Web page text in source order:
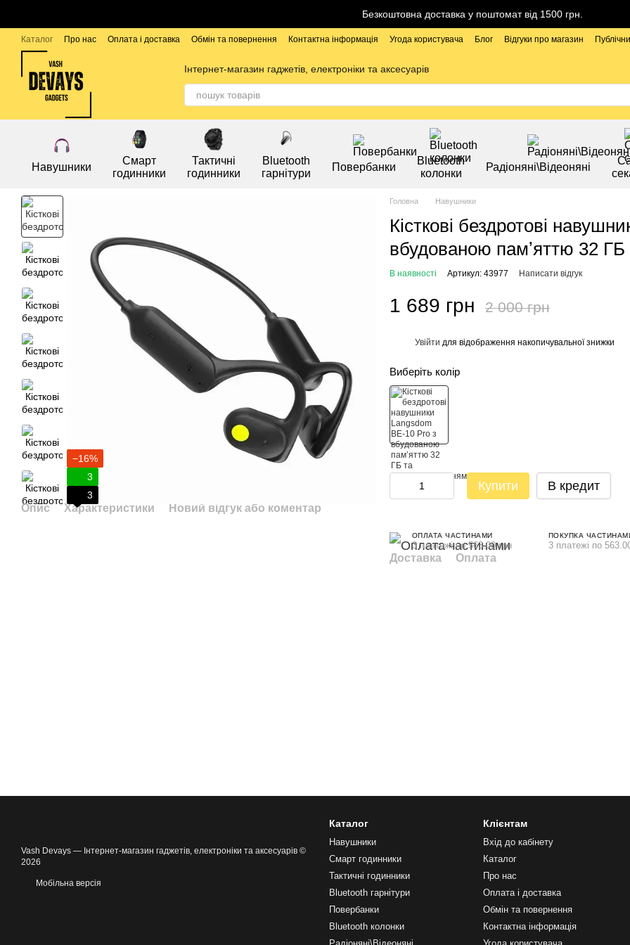
Безкоштовна доставка у поштомат від 1500 грн.
Каталог Про нас Оплата і доставка Обмін та повернення Контактна інформація Угода користувача Блог Відгуки про магазин
Бренди
Інтернет-магазин гаджетів, електроніки та аксесуарів
Навушники
Смарт
годинники
Тактичні
годинники
Bluetooth
гарнітури
Повербанки
Bluetooth
колонки
Радіоняні\Відеоняні
−16%
3
3
Опис Характеристики Новий відгук або коментар
Головна Навушники
Кісткові бездротові
вбудованою памʼяттю 32
В наявності Артикул: 43977 Написати відгук
1 689 грн 2 000 грн
Увійти для відображення накопичувальної знижки
Виберіть колір
Купити В кредит
ОПЛАТА ЧАСТИНАМИ
3 платежі по 563.00 грн
ПОКУПКА
3 платежі по
Доставка Оплата
Vash Devays — Інтернет-магазин гаджетів, електроніки та аксесуарів ©
2026
Мобільна версія
Каталог
Навушники
Смарт годинники
Тактичні годинники
Bluetooth гарнітури
Повербанки
Bluetooth колонки
Клієнтам
Вхід до кабінету
Каталог
Про нас
Оплата і доставка
Обмін та повернення
Контактна інформація